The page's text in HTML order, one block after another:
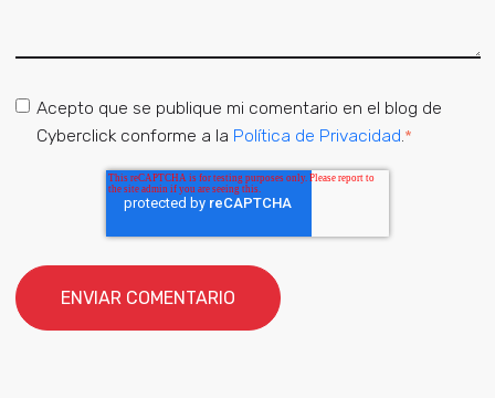
Acepto que se publique mi comentario en el blog de
Cyberclick conforme a la Política de Privacidad.*